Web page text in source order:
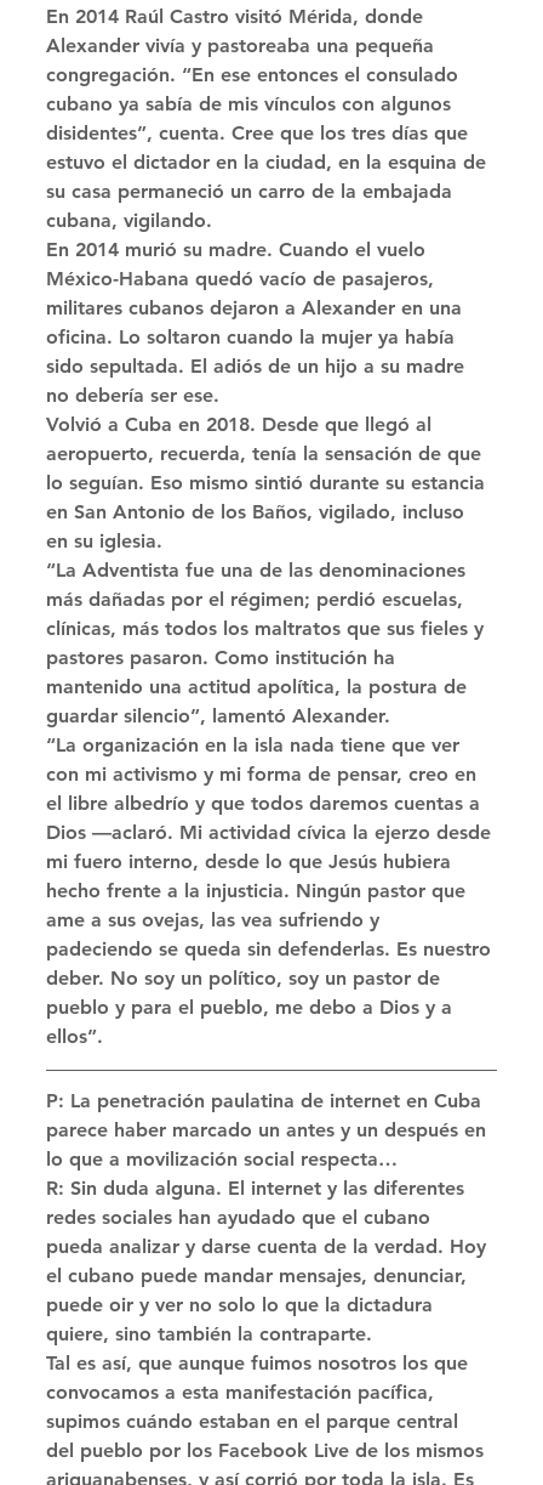
En 2014 Raúl Castro visitó Mérida, donde
Alexander vivía y pastoreaba una pequeña
congregación. “En ese entonces el consulado
cubano ya sabía de mis vínculos con algunos
disidentes”, cuenta. Cree que los tres días que
estuvo el dictador en la ciudad, en la esquina de
su casa permaneció un carro de la embajada
cubana, vigilando.
En 2014 murió su madre. Cuando el vuelo
México-Habana quedó vacío de pasajeros,
militares cubanos dejaron a Alexander en una
oficina. Lo soltaron cuando la mujer ya había
sido sepultada. El adiós de un hijo a su madre
no debería ser ese.
Volvió a Cuba en 2018. Desde que llegó al
aeropuerto, recuerda, tenía la sensación de que
lo seguían. Eso mismo sintió durante su estancia
en San Antonio de los Baños, vigilado, incluso
en su iglesia.
“La Adventista fue una de las denominaciones
más dañadas por el régimen; perdió escuelas,
clínicas, más todos los maltratos que sus fieles y
pastores pasaron. Como institución ha
mantenido una actitud apolítica, la postura de
guardar silencio”, lamentó Alexander.
“La organización en la isla nada tiene que ver
con mi activismo y mi forma de pensar, creo en
el libre albedrío y que todos daremos cuentas a
Dios —aclaró. Mi actividad cívica la ejerzo desde
mi fuero interno, desde lo que Jesús hubiera
hecho frente a la injusticia. Ningún pastor que
ame a sus ovejas, las vea sufriendo y
padeciendo se queda sin defenderlas. Es nuestro
deber. No soy un político, soy un pastor de
pueblo y para el pueblo, me debo a Dios y a
ellos”.
P: La penetración paulatina de internet en Cuba
parece haber marcado un antes y un después en
lo que a movilización social respecta…
R: Sin duda alguna. El internet y las diferentes
redes sociales han ayudado que el cubano
pueda analizar y darse cuenta de la verdad. Hoy
el cubano puede mandar mensajes, denunciar,
puede oir y ver no solo lo que la dictadura
quiere, sino también la contraparte.
Tal es así, que aunque fuimos nosotros los que
convocamos a esta manifestación pacífica,
supimos cuándo estaban en el parque central
del pueblo por los Facebook Live de los mismos
ariguanabenses, y así corrió por toda la isla. Es